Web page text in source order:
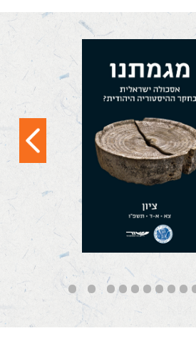
א-ד)
מגמתנו: אסכולה
היהודית?
צא [תשפ"ו]) הוא
כרך-נושא...
קראו עוד
7
9
11
12